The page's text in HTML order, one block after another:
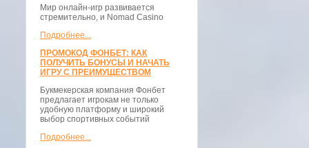
Мир онлайн-игр развивается
стремительно, и Nomad Casino
Подробнее...
ПРОМОКОД ФОНБЕТ: КАК
ПОЛУЧИТЬ БОНУСЫ И НАЧАТЬ
ИГРУ С ПРЕИМУЩЕСТВОМ
Букмекерская компания Фонбет
предлагает игрокам не только
удобную платформу и широкий
выбор спортивных событий
Подробнее...